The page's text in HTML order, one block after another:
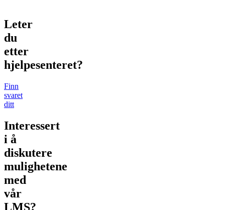
Leter
du
etter
hjelpesenteret?
Finn
svaret
ditt
Interessert
i å
diskutere
mulighetene
med
vår
LMS?